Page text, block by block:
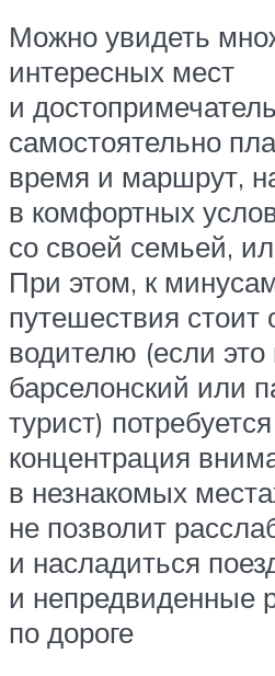
Можно увидеть
интересных мест
и
самостоятельно
время и маршрут,
в комфортных
со своей семьей,
При этом, к
путешествия стоит
водителю (если
барселонский или
турист)
концентрация
в незнакомых
не позволит
и насладиться
и непредвиденные
по дороге